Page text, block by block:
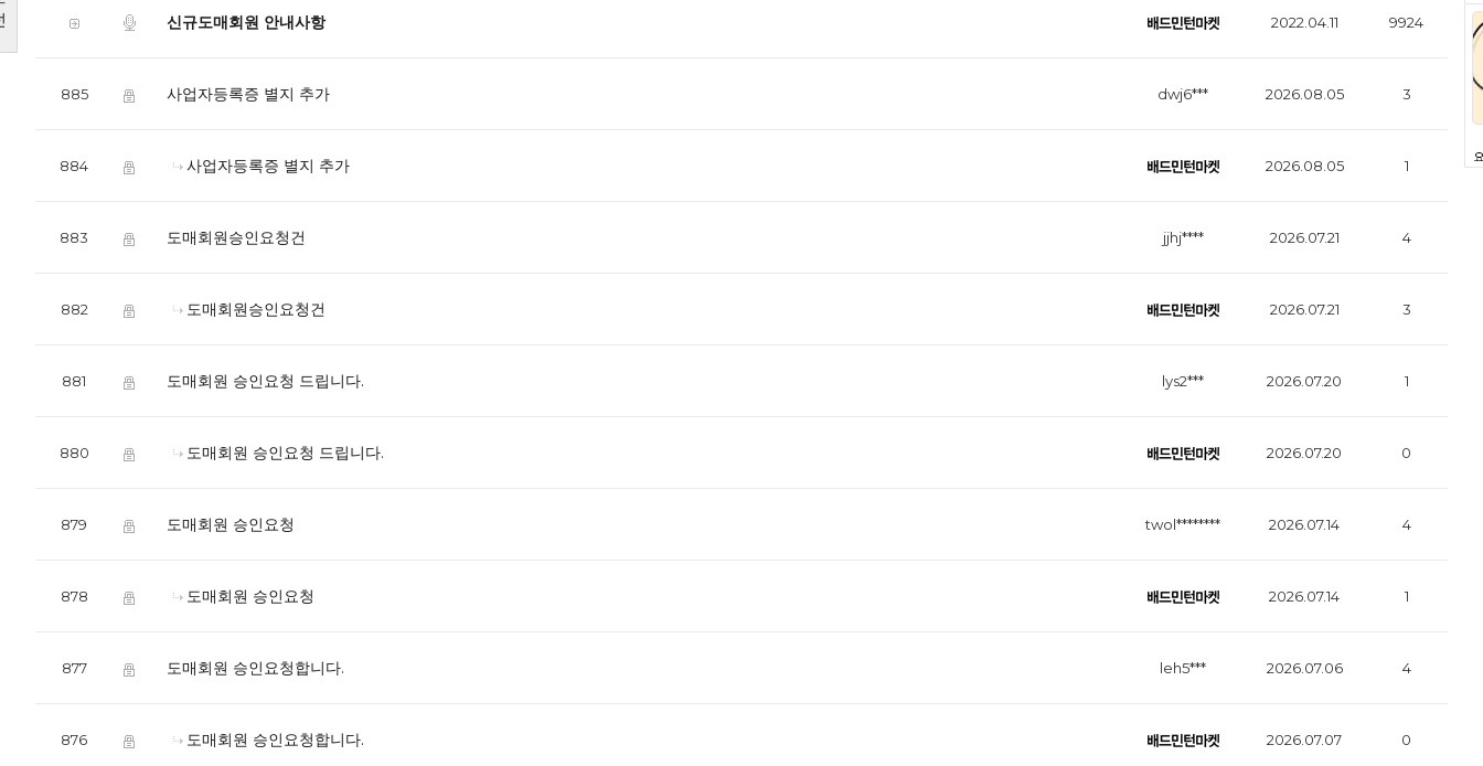
신규도매회원 안내사항 2022.04.11 9924
885 사업자등록증 별지 추가 dwj6*** 2026.08.05 3
884 사업자등록증 별지 추가 2026.08.05 1
883 도매회원승인요청건 jjhj**** 2026.07.21 4
882 도매회원승인요청건 2026.07.21 3
881 도매회원 승인요청 드립니다. lys2*** 2026.07.20 1
880 도매회원 승인요청 드립니다. 2026.07.20 0
879 도매회원 승인요청 twol******** 2026.07.14 4
878 도매회원 승인요청 2026.07.14 1
877 도매회원 승인요청합니다. leh5*** 2026.07.06 4
876 도매회원 승인요청합니다. 2026.07.07 0